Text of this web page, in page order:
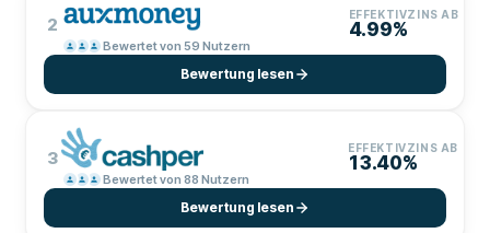
2
Bewertet von 59 Nutzern
EFFEKTIVZINS AB
4.99%
Bewertung lesen
3
Bewertet von 88 Nutzern
EFFEKTIVZINS AB
13.40%
Bewertung lesen